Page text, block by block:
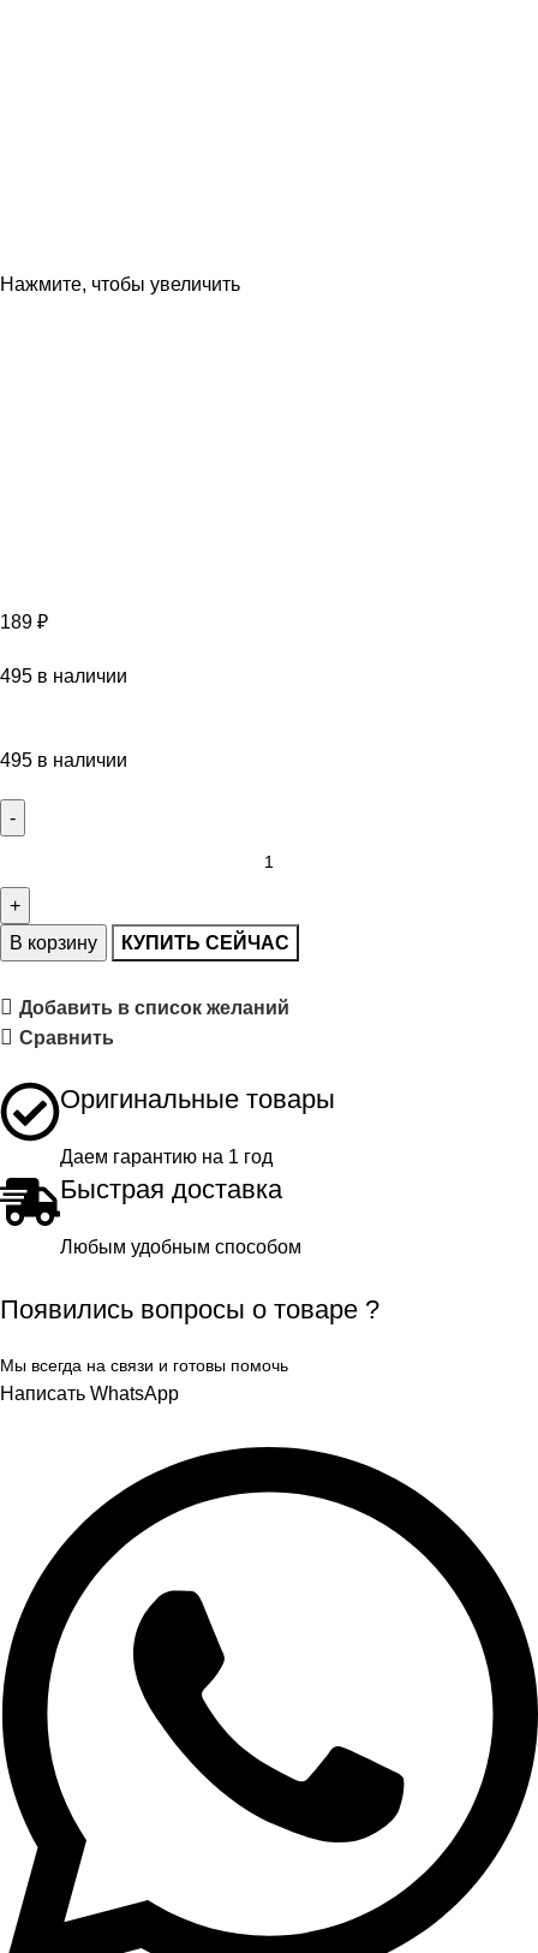
Нажмите, чтобы увеличить
189 ₽
495 в наличии
495 в наличии
В корзину КУПИТЬ СЕЙЧАС
Добавить в список желаний
Сравнить
Оригинальные товары
Даем гарантию на 1 год
Быстрая доставка
Любым удобным способом
Появились вопросы о товаре ?
Мы всегда на связи и готовы помочь
Написать WhatsApp